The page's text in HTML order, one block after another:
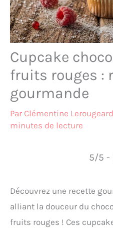
Cupcake
fruits rouges :
gourmande
Par Clémentine Lerougeard
minutes de lecture
5/5 -
Découvrez une recette
alliant la douceur du
fruits rouges ! Ces